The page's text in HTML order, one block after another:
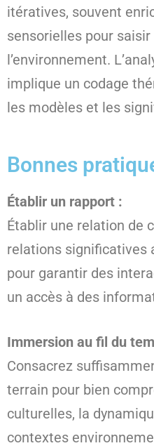
itératives, souvent
sensorielles pour
l’environnement.
implique un codage
les modèles et les
Bonnes
Établir un rapport :
Établir une relation de
relations significatives
pour garantir des
un accès à des
Immersion au fil du
Consacrez
terrain pour bien
culturelles, la
contextes